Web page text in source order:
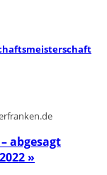
abgesagt
»